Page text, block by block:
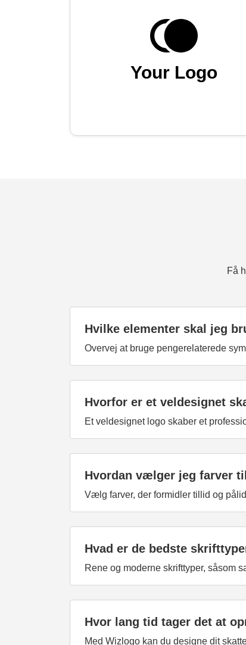
Your Logo
Få
Hvilke elementer skal jeg
Overvej at bruge pengerelaterede
Hvorfor er et veldesignet
Et veldesignet logo skaber et
Hvordan vælger jeg farver
Vælg farver, der formidler tillid og
Hvad er de bedste
Rene og moderne skrifttyper, såsom
Hvor lang tid tager det at
Med Wizlogo kan du designe dit